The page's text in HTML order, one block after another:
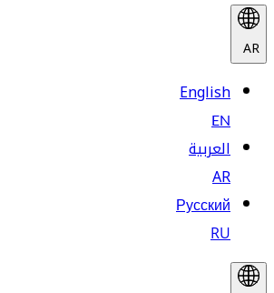
AR
English
EN
العربية
AR
Русский
RU